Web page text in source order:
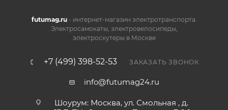
futumag.ru- интернет-магазин электротранспорта.
Электросамокаты, электровелосипеды,
электроскутеры в Москве
+7 (499) 398-52-53 ЗАКАЗАТЬ ЗВОНОК
info@futumag24.ru
Шоурум: Москва, ул. Смольная , д.